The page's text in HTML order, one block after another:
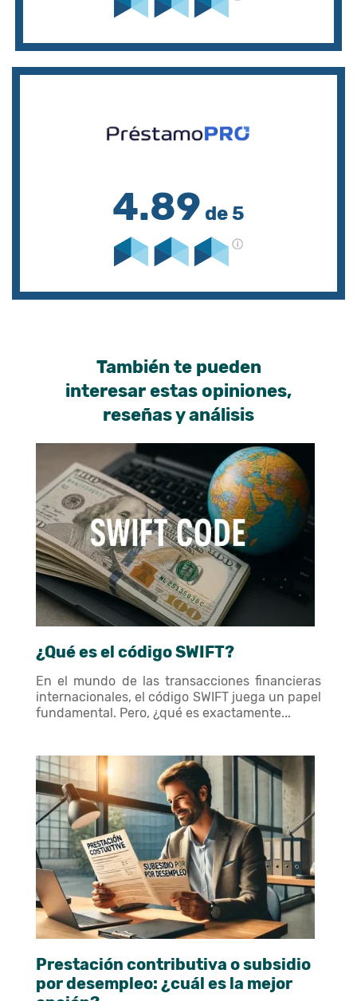
4.89 de 5
También te pueden
interesar estas opiniones,
reseñas y análisis
¿Qué es el código SWIFT?
En el mundo de las transacciones financieras
internacionales, el código SWIFT juega un papel
fundamental. Pero, ¿qué es exactamente...
Prestación contributiva o subsidio
por desempleo: ¿cuál es la mejor